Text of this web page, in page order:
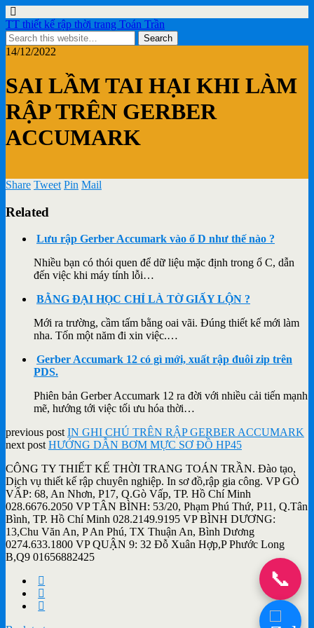
TT thiết kế rập thời trang Toán Trần
14/12/2022
SAI LẦM TAI HẠI KHI LÀM
RẬP TRÊN GERBER
ACCUMARK
Share Tweet Pin Mail
Related
Lưu rập Gerber Accumark vào ổ D như thế nào ?
Nhiều bạn có thói quen để dữ liệu mặc định trong ổ C, dẫn
đến việc khi máy tính lỗi…
BẰNG ĐẠI HỌC CHỈ LÀ TỜ GIẤY LỘN ?
Mới ra trường, cầm tấm bằng oai vãi. Đúng thiết kế mới làm
nha. Tốn một năm đi xin việc.…
Gerber Accumark 12 có gì mới, xuất rập đuôi zip trên
PDS.
Phiên bản Gerber Accumark 12 ra đời với nhiều cải tiến mạnh
mẽ, hướng tới việc tối ưu hóa thời…
previous post IN GHI CHÚ TRÊN RẬP GERBER ACCUMARK
next post HƯỚNG DẪN BƠM MỰC SƠ ĐỒ HP45
CÔNG TY THIẾT KẾ THỜI TRANG TOÁN TRẦN. Đào tạo,
Dịch vụ thiết kế rập chuyên nghiệp. In sơ đồ,rập gia công. VP GÒ
VẤP: 68, An Nhơn, P17, Q.Gò Vấp, TP. Hồ Chí Minh
028.6676.2050 VP TÂN BÌNH: 53/20, Phạm Phú Thứ, P11, Q.Tân
Bình, TP. Hồ Chí Minh 028.2149.9195 VP BÌNH DƯƠNG:
13,Chu Văn An, P An Phú, TX Thuận An, Bình Dương
0274.633.1800 VP QUẬN 9: 32 Đỗ Xuân Hợp,P Phước Long
B,Q9 01656882425
📞